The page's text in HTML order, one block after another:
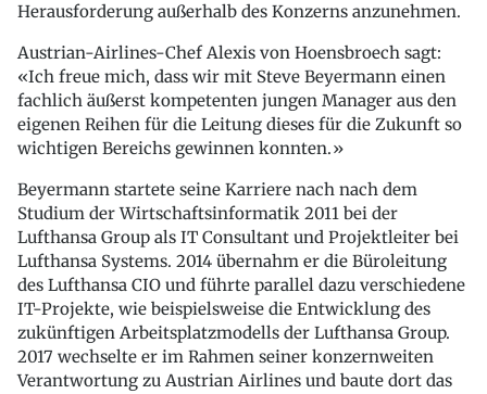
Herausforderung außerhalb des Konzerns anzunehmen.
Austrian-Airlines-Chef Alexis von Hoensbroech sagt:
«Ich freue mich, dass wir mit Steve Beyermann einen
fachlich äußerst kompetenten jungen Manager aus den
eigenen Reihen für die Leitung dieses für die Zukunft so
wichtigen Bereichs gewinnen konnten.»
Beyermann startete seine Karriere nach nach dem
Studium der Wirtschaftsinformatik 2011 bei der
Lufthansa Group als IT Consultant und Projektleiter bei
Lufthansa Systems. 2014 übernahm er die Büroleitung
des Lufthansa CIO und führte parallel dazu verschiedene
IT-Projekte, wie beispielsweise die Entwicklung des
zukünftigen Arbeitsplatzmodells der Lufthansa Group.
2017 wechselte er im Rahmen seiner konzernweiten
Verantwortung zu Austrian Airlines und baute dort das